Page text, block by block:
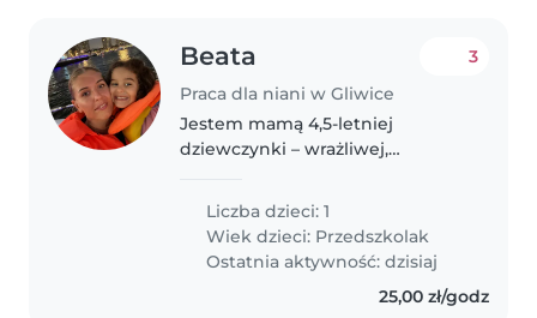
Beata
Praca dla niani w Gliwice
3
Jestem mamą 4,5-letniej
dziewczynki – wrażliwej,
Moja córka lubi zabawę,
rozmowy i potrzebuje osoby,
przy której będzie czuła się
bezpiecznie i spokojnie...
Liczba dzieci: 1
Wiek dzieci: Przedszkolak
Ostatnia aktywność: dzisiaj
25,00 zł/godz